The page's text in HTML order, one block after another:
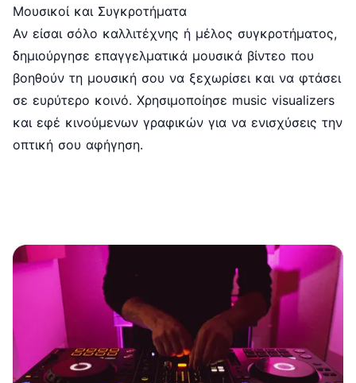
Μουσικοί και Συγκροτήματα
Αν είσαι σόλο καλλιτέχνης ή μέλος συγκροτήματος,
δημιούργησε επαγγελματικά μουσικά βίντεο που
βοηθούν τη μουσική σου να ξεχωρίσει και να φτάσει
σε ευρύτερο κοινό. Χρησιμοποίησε music visualizers
και εφέ κινούμενων γραφικών για να ενισχύσεις την
οπτική σου αφήγηση.